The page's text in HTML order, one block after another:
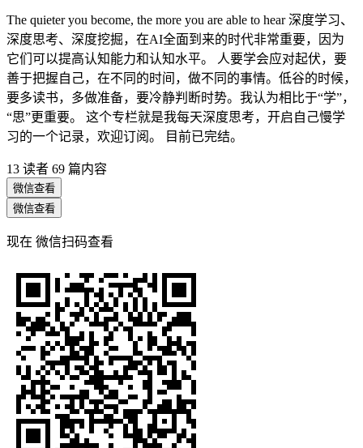
The quieter you become, the more you are able to hear 深度学习、
深度思考、深度挖掘，在AI全面到来的时代非常重要，因为
它们可以提高认知能力和认知水平。 人要学会应对起伏，要
善于把握自己，在不同的时间，做不同的事情。低谷的时候，
要多读书，多做准备，要冷静判断时势。我认为相比于“学”，
“思”更重要。 这个专栏就是我每天深度思考，开启自己慢学
习的一个记录，欢迎订阅。 目前已完结。
13 读者 69 篇内容
微信查看
微信查看
现在 微信扫码查看